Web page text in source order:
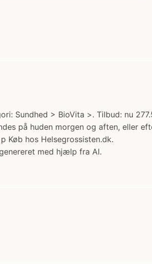
Sundhed > BioVita >. Tilbud: nu
på huden morgen og aften, eller
Køb hos Helsegrossisten.dk.
med hjælp fra AI.